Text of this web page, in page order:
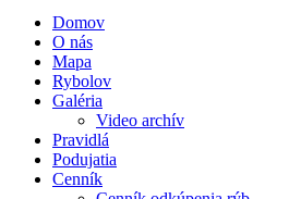
Domov
O nás
Mapa
Rybolov
Galéria
Video archív
Pravidlá
Podujatia
Cenník